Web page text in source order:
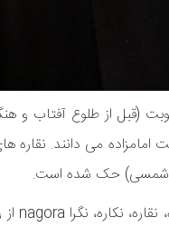
نوبت (قبل از طلوع آفتاب
می دانند. نقاره